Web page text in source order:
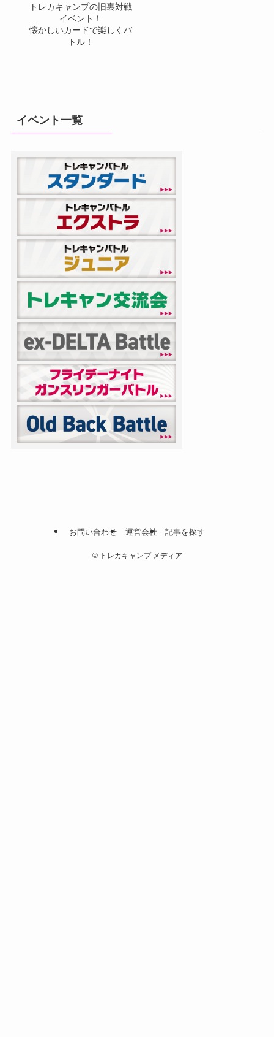
トレカキャンプの旧裏対戦
イベント！
懐かしいカードで楽しくバ
トル！
イベント一覧
お問い合わせ 運営会社 記事を探す
©トレカキャンプ メディア